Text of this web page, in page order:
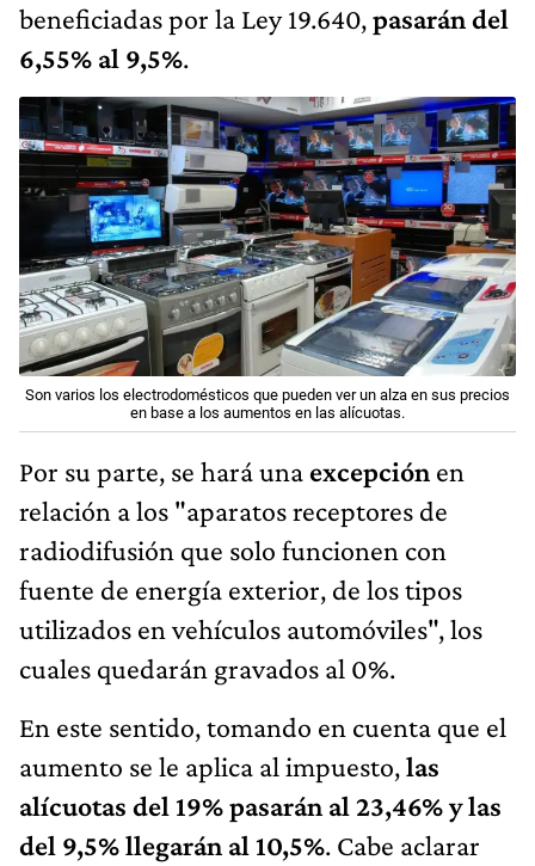
beneficiadas por la Ley 19.640,pasarán del
6,55% al 9,5%.
Son varios los electrodomésticos que pueden ver un alza en sus precios
en base a los aumentos en las alícuotas.
Por su parte, se hará una excepción en
relación a los "aparatos receptores de
radiodifusión que solo funcionen con
fuente de energía exterior, de los tipos
utilizados en vehículos automóviles", los
cuales quedarán gravados al 0%.
En este sentido, tomando en cuenta que el
aumento se le aplica al impuesto,las
alícuotas del 19% pasarán al 23,46% y las
del 9,5% llegarán al 10,5%. Cabe aclarar